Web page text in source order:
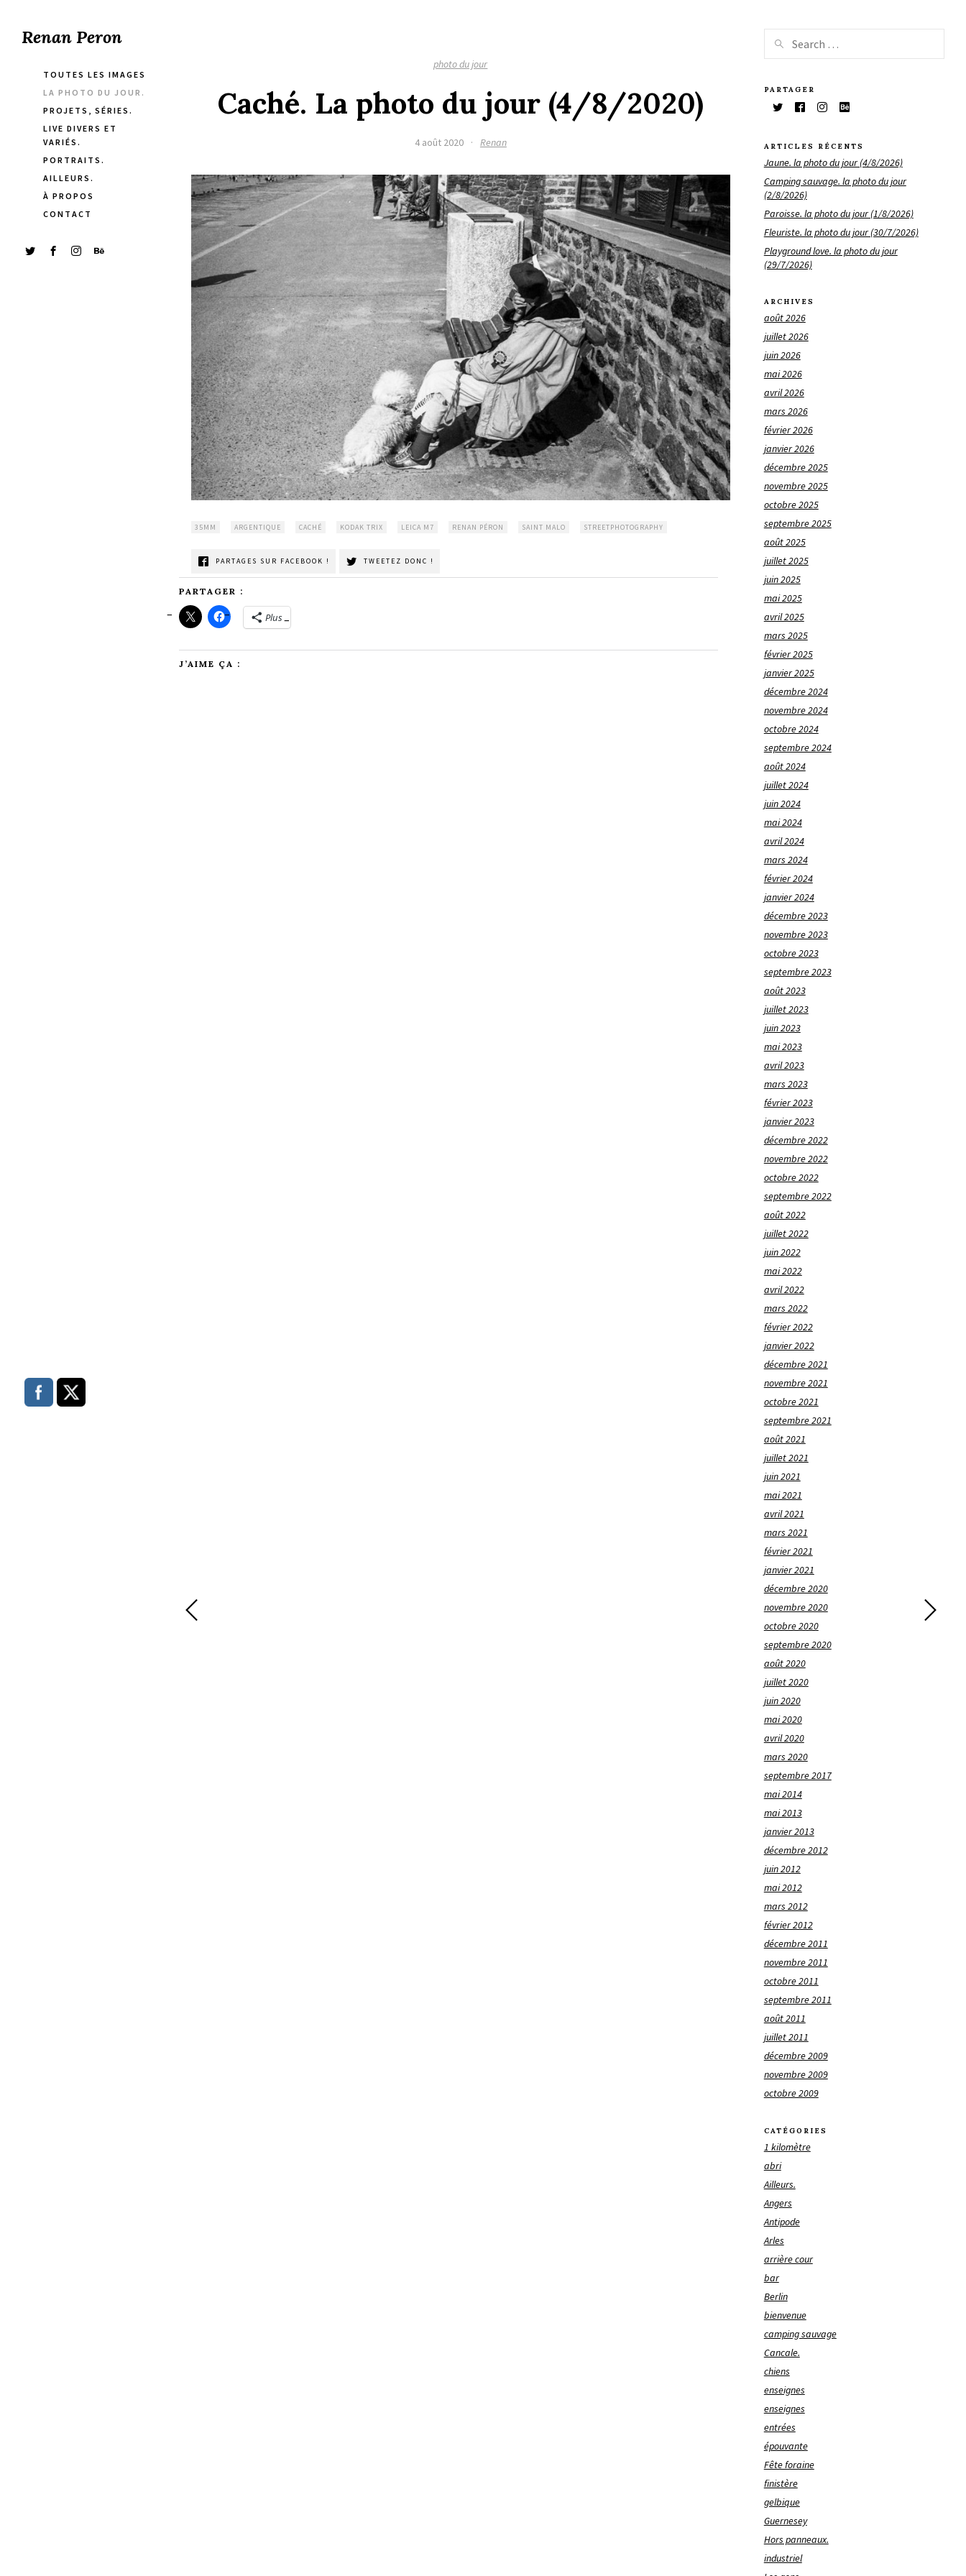
Renan Peron
TOUTES LES IMAGES
LA PHOTO DU JOUR.
PROJETS, SÉRIES.
LIVE DIVERS ET
VARIÉS.
PORTRAITS.
AILLEURS.
À PROPOS
CONTACT
photo du jour
Caché. La photo du jour (4/8/2020)
4 août 2020 · Renan
35MM ARGENTIQUE CACHÉ KODAK TRIX LEICA M7 RENAN PÉRON SAINT MALO STREETPHOTOGRAPHY
PARTAGES SUR FACEBOOK ! TWEETEZ DONC !
PARTAGER :
Plus
J’AIME ÇA :
PARTAGER
ARTICLES RÉCENTS
Jaune. la photo du jour (4/8/2026)
Camping sauvage. la photo du jour
(2/8/2026)
Paroisse. la photo du jour (1/8/2026)
Fleuriste. la photo du jour (30/7/2026)
Playground love. la photo du jour
(29/7/2026)
ARCHIVES
août 2026
juillet 2026
juin 2026
mai 2026
avril 2026
mars 2026
février 2026
janvier 2026
décembre 2025
novembre 2025
octobre 2025
septembre 2025
août 2025
juillet 2025
juin 2025
mai 2025
avril 2025
mars 2025
février 2025
janvier 2025
décembre 2024
novembre 2024
octobre 2024
septembre 2024
août 2024
juillet 2024
juin 2024
mai 2024
avril 2024
mars 2024
février 2024
janvier 2024
décembre 2023
novembre 2023
octobre 2023
septembre 2023
août 2023
juillet 2023
juin 2023
mai 2023
avril 2023
mars 2023
février 2023
janvier 2023
décembre 2022
novembre 2022
octobre 2022
septembre 2022
août 2022
juillet 2022
juin 2022
mai 2022
avril 2022
mars 2022
février 2022
janvier 2022
décembre 2021
novembre 2021
octobre 2021
septembre 2021
août 2021
juillet 2021
juin 2021
mai 2021
avril 2021
mars 2021
février 2021
janvier 2021
décembre 2020
novembre 2020
octobre 2020
septembre 2020
août 2020
juillet 2020
juin 2020
mai 2020
avril 2020
mars 2020
septembre 2017
mai 2014
mai 2013
janvier 2013
décembre 2012
juin 2012
mai 2012
mars 2012
février 2012
décembre 2011
novembre 2011
octobre 2011
septembre 2011
août 2011
juillet 2011
décembre 2009
novembre 2009
octobre 2009
CATÉGORIES
1 kilomètre
abri
Ailleurs.
Angers
Antipode
Arles
arrière cour
bar
Berlin
bienvenue
camping sauvage
Cancale.
chiens
enseignes
enseignes
entrées
épouvante
Fête foraine
finistère
gelbique
Guernesey
Hors panneaux.
industriel